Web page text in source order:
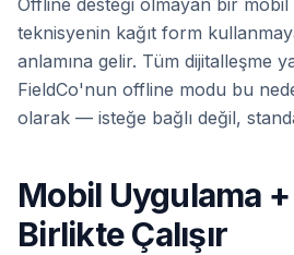
Offline desteği olmayan bir mobil
teknisyenin kağıt form
anlamına gelir. Tüm dijitalleşme
FieldCo'nun offline modu bu
olarak — isteğe bağlı değil,
Mobil Uygulama
Birlikte Çalışır